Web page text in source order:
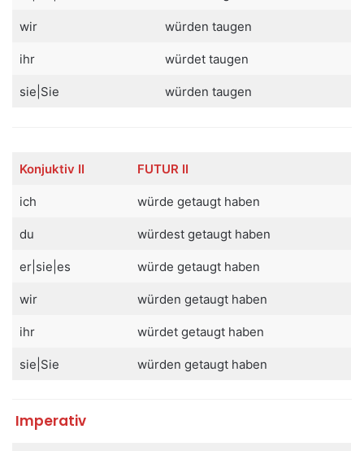
wir würden taugen
ihr würdet taugen
sie|Sie würden taugen
Konjuktiv II FUTUR II
ich würde getaugt haben
du würdest getaugt haben
er|sie|es würde getaugt haben
wir würden getaugt haben
ihr würdet getaugt haben
sie|Sie würden getaugt haben
Imperativ